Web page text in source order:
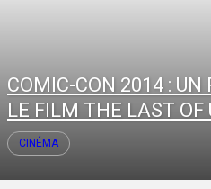
COMIC-CON 2014 : UN
LE FILM THE LAST OF
CINÉMA